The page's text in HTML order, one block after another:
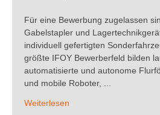
Für eine Bewerbung zugelassen
Gabelstapler und
individuell gefertigten
größte IFOY Bewerberfeld bilden
automatisierte und autonome
und mobile Roboter, ...
Weiterlesen